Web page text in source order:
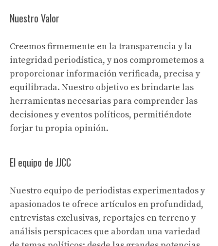
Nuestro Valor
Creemos firmemente en la transparencia y la
integridad periodística, y nos comprometemos a
proporcionar información verificada, precisa y
equilibrada. Nuestro objetivo es brindarte las
herramientas necesarias para comprender las
decisiones y eventos políticos, permitiéndote
forjar tu propia opinión.
El equipo de JJCC
Nuestro equipo de periodistas experimentados y
apasionados te ofrece artículos en profundidad,
entrevistas exclusivas, reportajes en terreno y
análisis perspicaces que abordan una variedad